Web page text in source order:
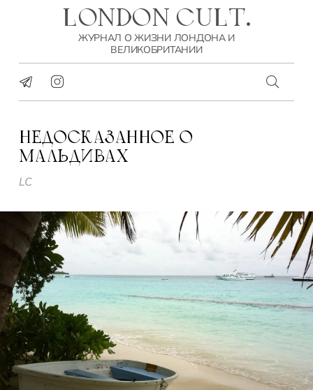
LONDON CULT.
ЖУРНАЛ О ЖИЗНИ ЛОНДОНА И
ВЕЛИКОБРИТАНИИ
НЕДОСКАЗАННОЕ О
МАЛЬДИВАХ
LC